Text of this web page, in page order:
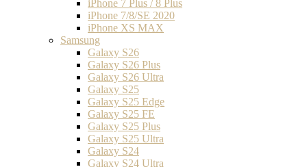
iPhone 7 Plus / 8 Plus
iPhone 7/8/SE 2020
iPhone XS MAX
Samsung
Galaxy S26
Galaxy S26 Plus
Galaxy S26 Ultra
Galaxy S25
Galaxy S25 Edge
Galaxy S25 FE
Galaxy S25 Plus
Galaxy S25 Ultra
Galaxy S24
Galaxy S24 Ultra